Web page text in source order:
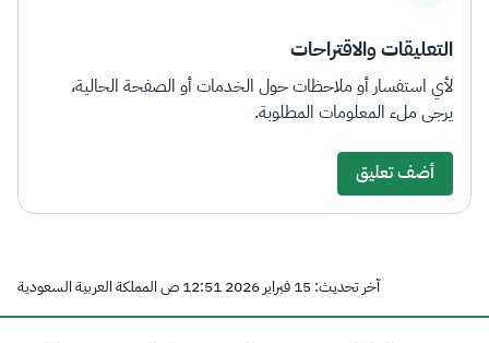
التعليقات والاقتراحات
لأي استفسار أو ملاحظات حول الخدمات أو الصفحة الحالية،
يرجى ملء المعلومات المطلوبة.
أضف تعليق
آخر تحديث: 15 فبراير 2026 12:51 ص المملكة العربية السعودية